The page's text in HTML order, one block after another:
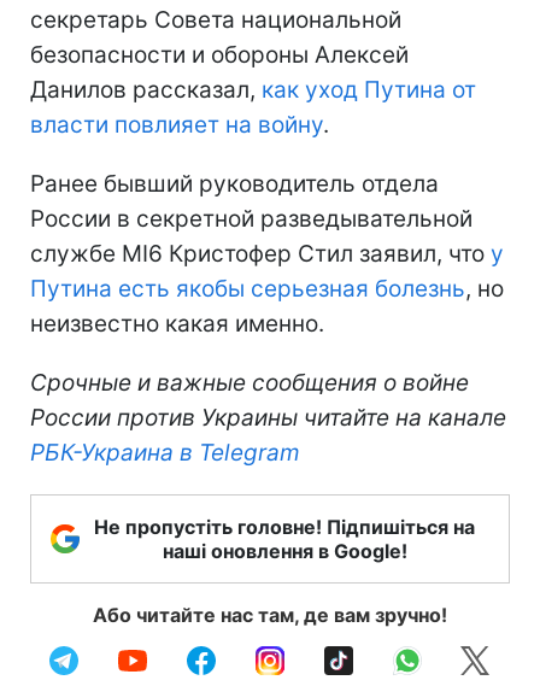
секретарь Совета национальной
безопасности и обороны Алексей
Данилов рассказал, как уход Путина от
власти повлияет на войну.
Ранее бывший руководитель отдела
России в секретной разведывательной
службе MI6 Кристофер Стил заявил, что у
Путина есть якобы серьезная болезнь, но
неизвестно какая именно.
Срочные и важные сообщения о войне
России против Украины читайте на канале
РБК-Украина в Telegram
Не пропустіть головне! Підпишіться на
наші оновлення в Google!
Або читайте нас там, де вам зручно!